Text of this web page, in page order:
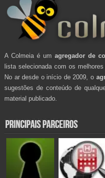
A Colmeia é um agregador de
lista selecionada com os
No ar desde o início de 2009, o
sugestões de conteúdo de
material publicado.